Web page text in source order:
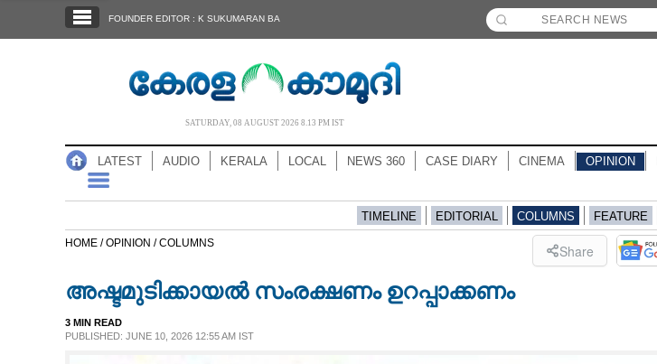
NOTIFIED NEWS
FOUNDER EDITOR : K SUKUMARAN BA
SATURDAY, 08 AUGUST 2026 8.13 PM IST
LATEST AUDIO KERALA LOCAL NEWS 360 CASE DIARY CINEMA OPINION
TIMELINE EDITORIAL COLUMNS FEATURE
HOME /OPINION /COLUMNS Share
അഷ്ടമുടിക്കായൽ സംരക്ഷണം ഉറപ്പാക്കണം
3 MIN READ
PUBLISHED: JUNE 10, 2026 12:55 AM IST